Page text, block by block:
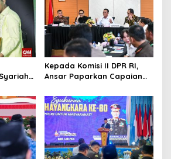
Kepada Komisi II DPR RI,
Ansar Paparkan Capaian